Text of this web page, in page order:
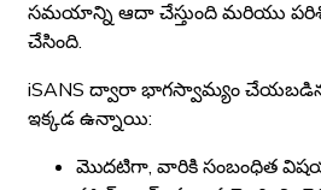
సమయాన్ని ఆదా చేస్తుంది మరియు
చేసింది.
iSANS ద్వారా భాగస్వామ్యం
ఇక్కడ ఉన్నాయి:
మొదటిగా, వారికి సంబంధిత